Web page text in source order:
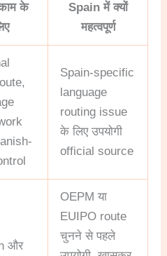
के
Spain में क्यों
महत्वपूर्ण
Spain-specific
language
routing issue
के लिए उपयोगी
official source
और
OEPM या
EUIPO route
चुनने से पहले